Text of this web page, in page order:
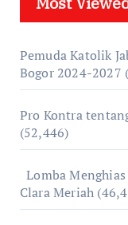
Pemuda Katolik
Bogor 2024-2027
Pro Kontra
(52,446)
Lomba
Clara Meriah